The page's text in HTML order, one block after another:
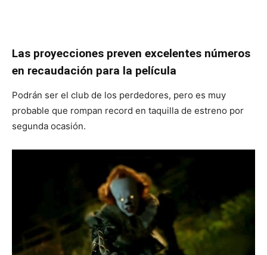
Las proyecciones preven excelentes números
en recaudación para la película
Podrán ser el club de los perdedores, pero es muy
probable que rompan record en taquilla de estreno por
segunda ocasión.